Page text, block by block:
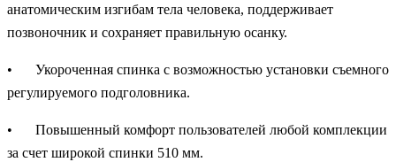
анатомическим изгибам тела человека, поддерживает
позвоночник и сохраняет правильную осанку.
•
Укороченная спинка с возможностью установки съемного
регулируемого подголовника.
•
Повышенный комфорт пользователей любой комплекции
за счет широкой спинки 510 мм.